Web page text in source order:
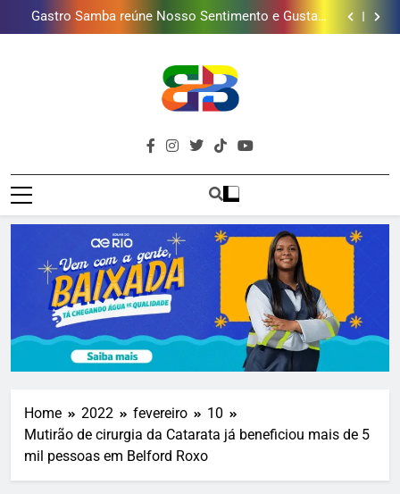
mais combina com ele
Lins em Nova Iguaçu neste fim de semana
Shopping Grande Rio sorteia MacBook e oferece
vinho em campanha de Dia dos Pais
Obra garante a preservação de 190 milhões de litros
presentear o seu pai. Descubra como escolher o que
mais combina com ele
Gastro Samba reúne Nosso Sentimento e Gustavo
Lins em Nova Iguaçu neste fim de semana
Shopping Grande Rio sorteia MacBook e oferece
vinho em campanha de Dia dos Pais
Obra garante a preservação de 190 milhões de litros
de água por ano na Baixada Fluminense
Brava
Baixada
Baixada Fluminense Em Destaque!
Home 2022 fevereiro
10
Mutirão de cirurgia da Catarata já beneficiou mais de 5
mil pessoas em Belford Roxo